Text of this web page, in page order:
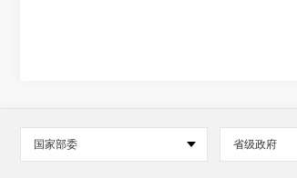
国家部委 省级政府